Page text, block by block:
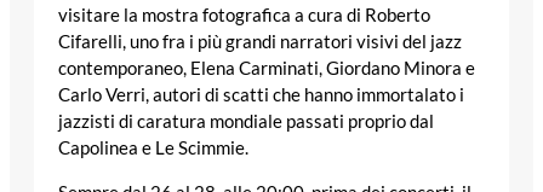
visitare la mostra fotografica a cura di Roberto
Cifarelli, uno fra i più grandi narratori visivi del jazz
contemporaneo, Elena Carminati,Giordano Minora e
Carlo Verri, autori di scatti che hanno immortalato i
jazzisti di caratura mondiale passati proprio dal
Capolinea e Le Scimmie.